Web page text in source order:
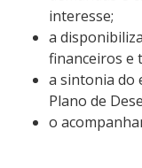
interesse;
a
financeiros e
a sintonia do
Plano de
o